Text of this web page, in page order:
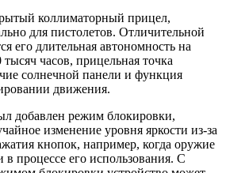
коллиматорный прицел,
для пистолетов. Отличительной
его длительная автономность на
часов, прицельная точка
солнечной панели и функция
движения.
добавлен режим блокировки,
изменение уровня яркости из-за
кнопок, например, когда оружие
в процессе его использования. С